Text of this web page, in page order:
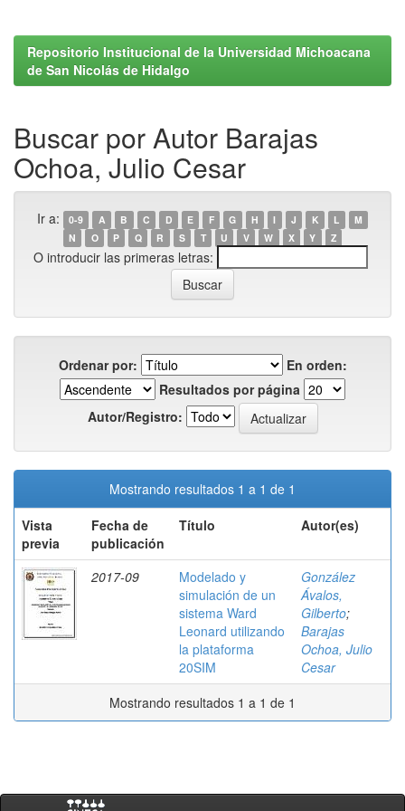
Repositorio Institucional de la Universidad Michoacana
de San Nicolás de Hidalgo
Buscar por Autor Barajas
Ochoa, Julio Cesar
Ir a: 0-9 A B C D E F G H I J K L
M
N
O P Q R S T U V W X Y Z
O introducir las primeras letras:
Ordenar por:
En orden:
Resultados por página
Autor/Registro:
Mostrando resultados 1 a 1 de 1
Vista
previa
Fecha de
publicación
Título Autor(es)
2017-09
Modelado y
simulación de un
sistema Ward
Leonard utilizando
la plataforma
20SIM
González
Ávalos,
Gilberto;
Barajas
Ochoa, Julio
Cesar
Mostrando resultados 1 a 1 de 1